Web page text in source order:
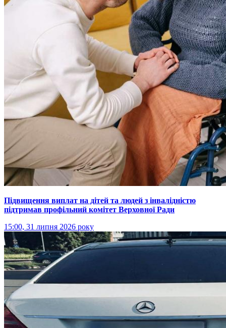
Підвищення виплат на дітей та людей з інвалідністю
підтримав профільний комітет Верховної Ради
15:00, 31 липня 2026 року